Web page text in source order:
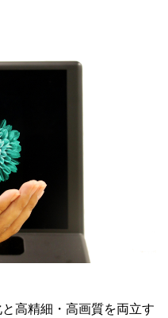
高精細・高画質を両立す